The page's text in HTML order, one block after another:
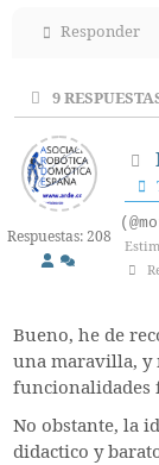
Responder
9
Respuestas: 208
Bueno, he de
una maravilla, y
funcionalidades
No obstante, la
didactico y